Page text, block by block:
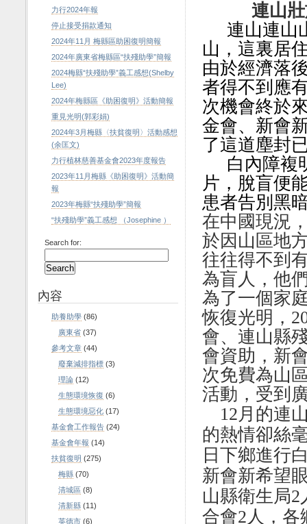
連山
連山連山
山，這裏居
由於經濟落
者得不到應
次機會終於
金會、新會
了這道塵封
白內障複
片，脫盲便
患者告別黑
在中國現況
於因山區地
往往得不到
為盲人， 他
為了一個家
恢復光明，
會、連山縣
會資助， 新
次免費為山
活動，受到
12月的連
的熱情卻絲
日下鄉進行
新會新希望
山縣衛生局2
合會2人，各
力行2024年報
停止接受捐款通知
2024年11月 梅縣區助困復明簡報
2024年廣東省梅縣區“扶殘助學”簡報
2024梅縣“扶殘助學”義工感想(Shelby
Lee)
2024年梅縣區《助困復明》活動簡報
重見光明(郭彩娟)
2024年3月梅縣〈扶貧復明〉活動感想
(余匡文)
力行植林慈善基金會2023年度報告
2023年11月梅縣《助困復明》活動簡
報
2023年梅縣“扶殘助學”簡報
“扶殘助學”義工感想 （Josephine ）
Search for:
內容
助養助學 (86)
廣東省 (37)
參考文章 (44)
廢棄減排指標 (3)
理論 (12)
生態環境恢復 (6)
生態環境惡化 (17)
基金會工作報告 (24)
基金會年報 (14)
扶貧復明 (275)
梅縣 (70)
清城區 (8)
清新縣 (11)
英德市 (6)